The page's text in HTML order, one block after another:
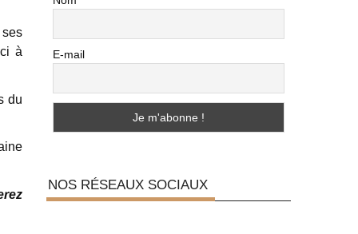
à
du
E-mail
NOS RÉSEAUX SOCIAUX